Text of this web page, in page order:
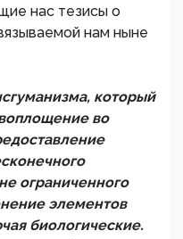
нас тезисы о
нам ныне
который
во
ограниченного
элементов
биологические.